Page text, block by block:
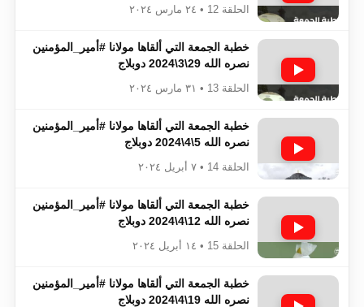
الحلقة 12 • ٢٤ مارس ٢٠٢٤
خطبة الجمعة التي ألقاها مولانا #أمير_المؤمنين​​​​​​
نصره الله 29\3\2024 دوبلاج
الحلقة 13 • ٣١ مارس ٢٠٢٤
خطبة الجمعة التي ألقاها مولانا #أمير_المؤمنين​​​​​​
نصره الله 5\4\2024 دوبلاج
الحلقة 14 • ٧ أبريل ٢٠٢٤
خطبة الجمعة التي ألقاها مولانا #أمير_المؤمنين​​​​​​
نصره الله 12\4\2024 دوبلاج
الحلقة 15 • ١٤ أبريل ٢٠٢٤
خطبة الجمعة التي ألقاها مولانا #أمير_المؤمنين​​​​​​
نصره الله 19\4\2024 دوبلاج